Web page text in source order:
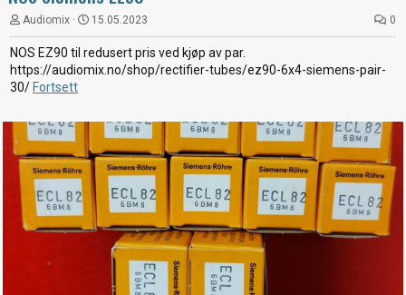
Audiomix 15.05.2023 0
NOS EZ90 til redusert pris ved kjøp av par.
https://audiomix.no/shop/rectifier-tubes/ez90-6x4-siemens-pair-
30/ Fortsett